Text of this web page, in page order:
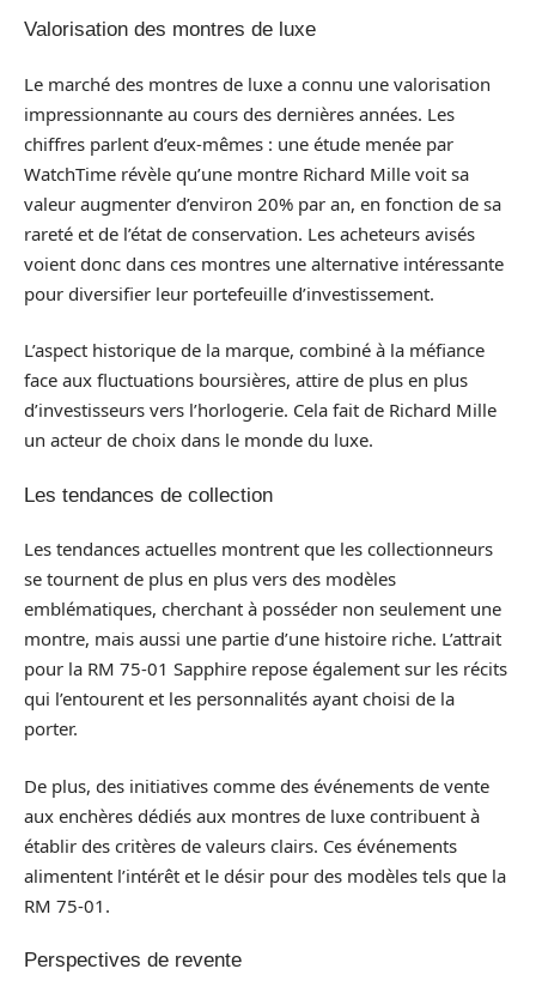
Valorisation des montres de luxe
Le marché des montres de luxe a connu une valorisation
impressionnante au cours des dernières années. Les
chiffres parlent d’eux-mêmes : une étude menée par
WatchTime révèle qu’une montre Richard Mille voit sa
valeur augmenter d’environ 20% par an, en fonction de sa
rareté et de l’état de conservation. Les acheteurs avisés
voient donc dans ces montres une alternative intéressante
pour diversifier leur portefeuille d’investissement.
L’aspect historique de la marque, combiné à la méfiance
face aux fluctuations boursières, attire de plus en plus
d’investisseurs vers l’horlogerie. Cela fait de Richard Mille
un acteur de choix dans le monde du luxe.
Les tendances de collection
Les tendances actuelles montrent que les collectionneurs
se tournent de plus en plus vers des modèles
emblématiques, cherchant à posséder non seulement une
montre, mais aussi une partie d’une histoire riche. L’attrait
pour la RM 75-01 Sapphire repose également sur les récits
qui l’entourent et les personnalités ayant choisi de la
porter.
De plus, des initiatives comme des événements de vente
aux enchères dédiés aux montres de luxe contribuent à
établir des critères de valeurs clairs. Ces événements
alimentent l’intérêt et le désir pour des modèles tels que la
RM 75-01.
Perspectives de revente